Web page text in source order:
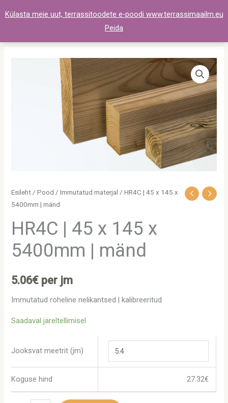
Külasta meie uut, terrassitoodete e-poodi www.terrassimaailm.eu
Peida
to
Esileht /Pood /Immutatud materjal / HR4C | 45 x 145 x
5400mm | mänd
HR4C | 45 x 145 x
5400mm | mänd
5.06€ per jm
Immutatud roheline nelikantsed | kalibreeritud
Saadaval järeltellimisel
Jooksvat meetrit (jm)
Koguse hind 27.32€
kogus